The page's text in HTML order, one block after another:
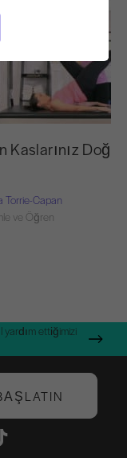
Kaslarınız
Torrie-Capan
ve Öğren
yardım ettiğimizi